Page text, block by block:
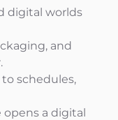
digital worlds
and
schedules,
opens a digital